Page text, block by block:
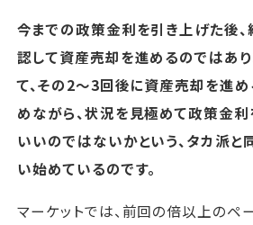
今までの政策金利を引き上げた後
認して資産売却を進めるのではあり
て、その2～3回後に資産売却を進
めながら、状況を見極めて政策金
いいのではないかという、タカ派と
い始めているのです。
マーケットでは、前回の倍以上のペ